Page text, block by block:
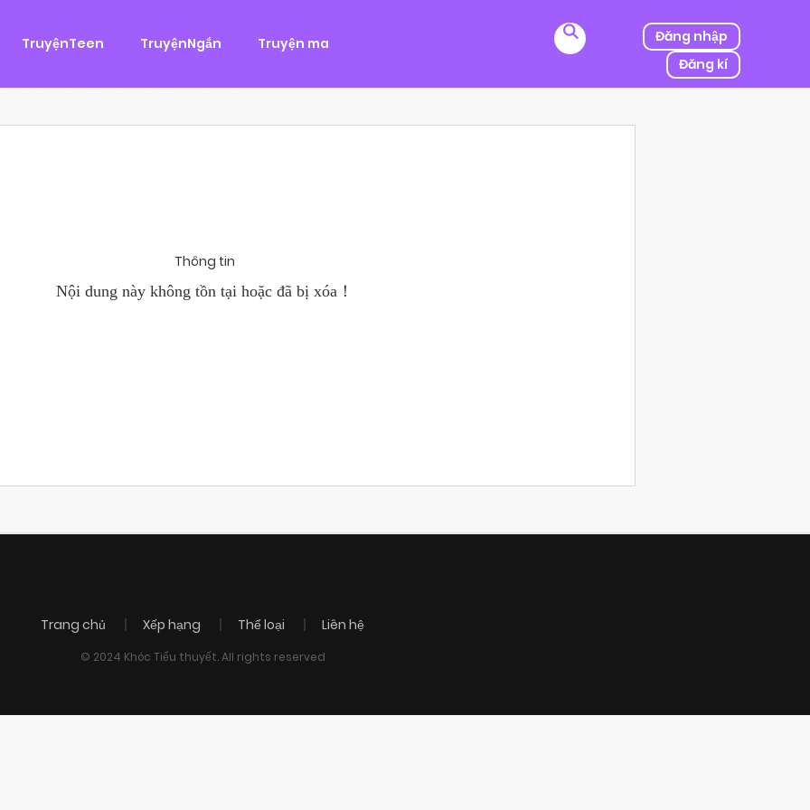
TruyệnTeen TruyệnNgắn Truyện ma
Đăng nhập
Đăng kí
Tình Cảm
Hùng, một tên cướp biển chân chính. Cho đến một ngày, cô bị kẻ thù của ba mình bắt cóc, người được mệnh danh
Chánh Uy săn lùng ba của Nhã Thụy và...
Thông tin
Nội dung này không tồn tại hoặc đã bị xóa！
Trang chủ Xếp hạng Thể loại Liên hệ
© 2024 Khóc Tiểu thuyết. All rights reserved